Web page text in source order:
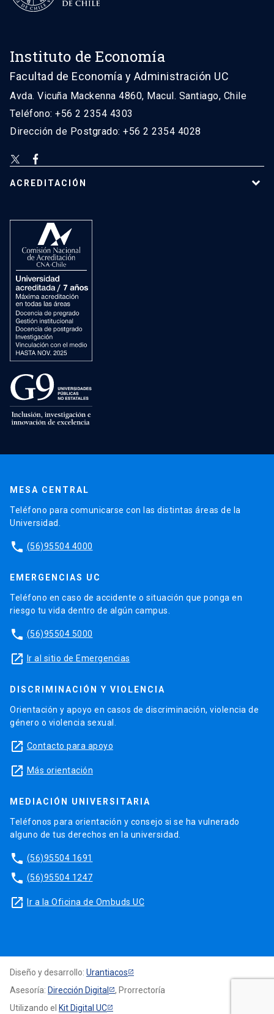
Instituto de Economía
Facultad de Economía y Administración UC
Avda. Vicuña Mackenna 4860, Macul. Santiago, Chile
Teléfono: +56 2 2354 4303
Dirección de Postgrado: +56 2 2354 4028
ACREDITACIÓN
MESA CENTRAL
Teléfono para comunicarse con las distintas áreas de la
Universidad.
phone (56)95504 4000
EMERGENCIAS UC
Teléfono en caso de accidente o situación que ponga en
riesgo tu vida dentro de algún campus.
phone (56)95504 5000
launch Ir al sitio de Emergencias
DISCRIMINACIÓN Y VIOLENCIA
Orientación y apoyo en casos de discriminación, violencia de
género o violencia sexual.
launch Contacto para apoyo
launch Más orientación
MEDIACIÓN UNIVERSITARIA
Teléfonos para orientación y consejo si se ha vulnerado
alguno de tus derechos en la universidad.
phone (56)95504 1691
phone (56)95504 1247
launch Ir a la Oficina de Ombuds UC
Diseño y desarrollo: Urantiacos
Asesoría: Dirección Digital
, Prorrectoría
Utilizando el Kit Digital UC